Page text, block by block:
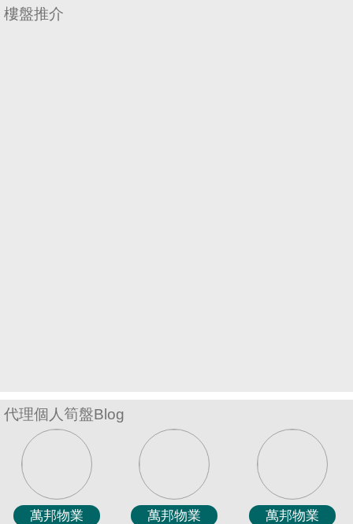
產
於
我
們
樓盤推介
代理個人筍盤Blog
萬邦物業
萬邦物業 萬邦物業
萬邦物業
萬邦物業萬邦物業
萬邦物業 萬邦物業
萬邦物業
萬邦物業
萬邦物業
萬邦物業萬邦物業
萬邦物業